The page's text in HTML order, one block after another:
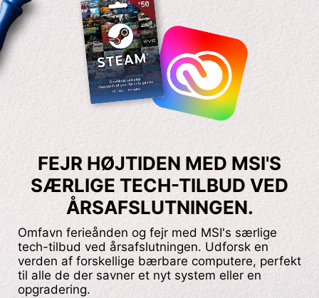
FEJR HØJTIDEN MED MSI'S
SÆRLIGE TECH-TILBUD VED
ÅRSAFSLUTNINGEN.
Omfavn ferieånden og fejr med MSI's særlige
tech-tilbud ved årsafslutningen. Udforsk en
verden af forskellige bærbare computere, perfekt
til alle de der savner et nyt system eller en
opgradering.